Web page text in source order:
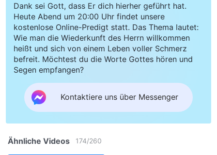
Dank sei Gott, dass Er dich hierher geführt hat.
Heute Abend um 20:00 Uhr findet unsere
kostenlose Online-Predigt statt. Das Thema lautet:
Wie man die Wiederkunft des Herrn willkommen
heißt und sich von einem Leben voller Schmerz
befreit. Möchtest du die Worte Gottes hören und
Segen empfangen?
Kontaktiere uns über Messenger
Ähnliche Videos 174/260